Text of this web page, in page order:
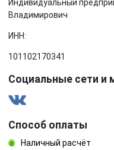
Индивидуальный
Владимирович
ИНН:
101102170341
Социальные сети и
Способ оплаты
Наличный расчёт